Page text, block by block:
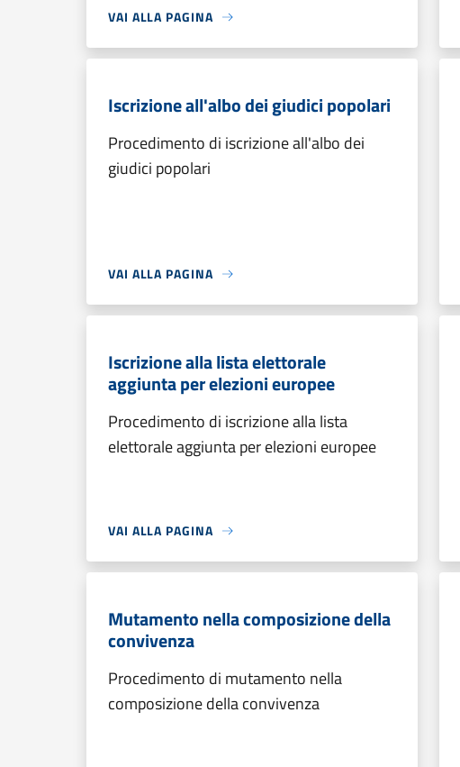
VAI ALLA PAGINA
Iscrizione all'albo dei giudici popolari
Procedimento di iscrizione all'albo dei
giudici popolari
VAI ALLA PAGINA
Iscrizione alla lista elettorale
aggiunta per elezioni europee
Procedimento di iscrizione alla lista
elettorale aggiunta per elezioni europee
VAI ALLA PAGINA
Mutamento nella composizione della
convivenza
Procedimento di mutamento nella
composizione della convivenza